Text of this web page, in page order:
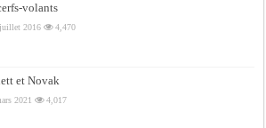
volants
2016 4,470
et Novak
2021 4,017